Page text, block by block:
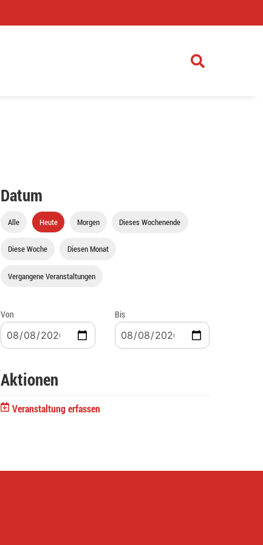
Datum
Alle Heute Morgen Dieses Wochenende
Diese Woche Diesen Monat
Vergangene Veranstaltungen
Von Bis
Aktionen
Veranstaltung erfassen